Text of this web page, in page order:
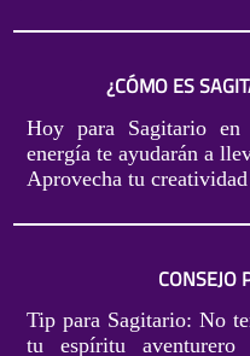
¿CÓMO ES
Hoy para Sagitario
energía te ayudarán a
Aprovecha tu
CONSEJO
Tip para Sagitario: No
tu espíritu